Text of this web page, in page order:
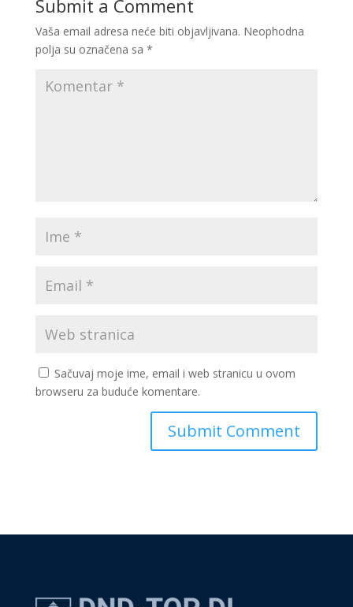
Submit a Comment
Vaša email adresa neće biti objavljivana. Neophodna
polja su označena sa *
Sačuvaj moje ime, email i web stranicu u ovom
browseru za buduće komentare.